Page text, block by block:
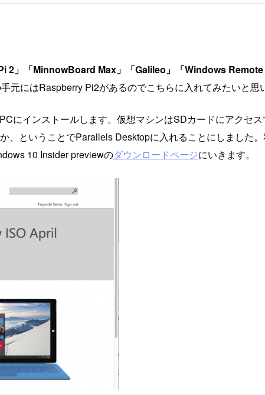
2」「MinnowBoard Max」「Galileo」「Windows
にはRaspberry Pi2があるのでこちらに入れてみたいと思
にインストールします。仮想マシンはSDカードにアクセ
、ということでParallels Desktopに入れることにしました
10 Insider previewのダウンロードページにいきます。